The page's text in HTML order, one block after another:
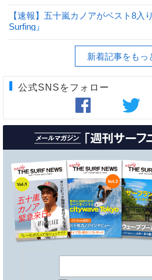
【速報】五十嵐カノアがベスト8入
Surfing』
新着記事をもっ
公式SNSをフォロー